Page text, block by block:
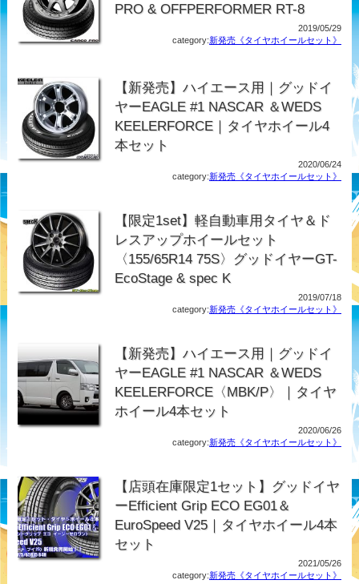
PRO & OFFPERFORMER RT-8
2019/05/29
category:新発売《タイヤホイールセット》
【新発売】ハイエース用｜グッドイ
ヤーEAGLE #1 NASCAR ＆WEDS
KEELERFORCE｜タイヤホイール4
本セット
2020/06/24
category:新発売《タイヤホイールセット》
【限定1set】軽自動車用タイヤ＆ド
レスアップホイールセット
〈155/65R14 75S〉グッドイヤーGT-
EcoStage & spec K
2019/07/18
category:新発売《タイヤホイールセット》
【新発売】ハイエース用｜グッドイ
ヤーEAGLE #1 NASCAR ＆WEDS
KEELERFORCE〈MBK/P〉｜タイヤ
ホイール4本セット
2020/06/26
category:新発売《タイヤホイールセット》
【店頭在庫限定1セット】グッドイヤ
ーEfficient Grip ECO EG01＆
EuroSpeed V25｜タイヤホイール4本
セット
2021/05/26
category:新発売《タイヤホイールセット》